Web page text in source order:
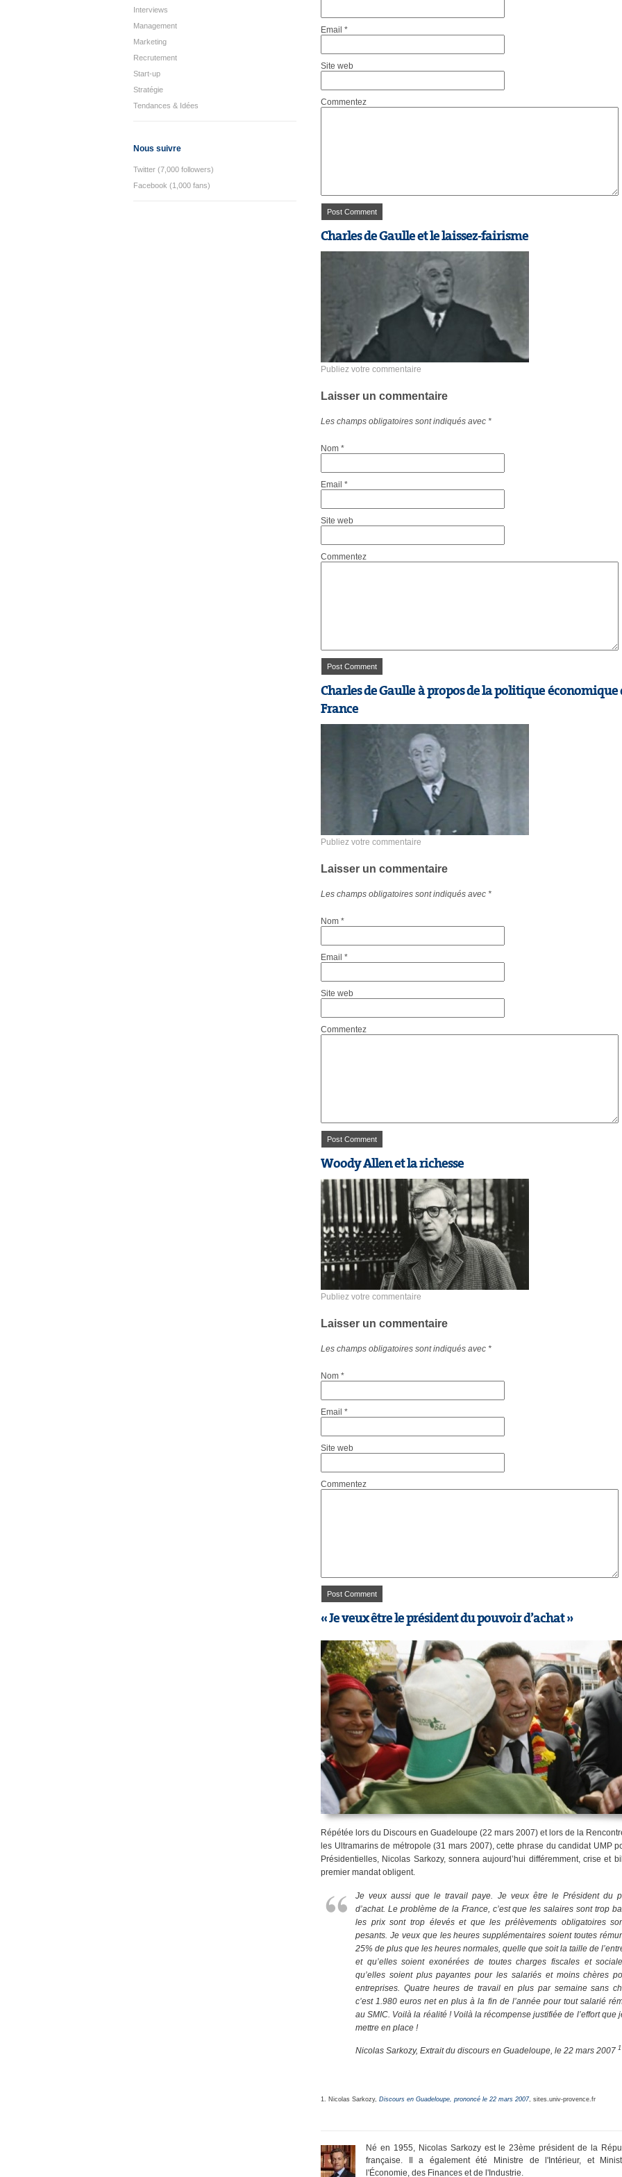
Interviews
Management
Marketing
Recrutement
Start-up
Stratégie
Tendances & Idées
Nous suivre
Twitter (7,000 followers)
Facebook (1,000 fans)
Email *
Site web
Commentez
Charles de Gaulle et le laissez-fairisme
Publiez votre commentaire
Laisser un commentaire
Les champs obligatoires sont indiqués avec *
Nom *
Email *
Site web
Commentez
Charles de Gaulle à propos de la politique économique
France
Publiez votre commentaire
Laisser un commentaire
Les champs obligatoires sont indiqués avec *
Nom *
Email *
Site web
Commentez
Woody Allen et la richesse
Publiez votre commentaire
Laisser un commentaire
Les champs obligatoires sont indiqués avec *
Nom *
Email *
Site web
Commentez
« Je veux être le président du pouvoir d’achat »
Répétée lors du Discours en Guadeloupe (22 mars 2007) et lors de la
les Ultramarins de métropole (31 mars 2007), cette phrase du candidat UMP
Présidentielles, Nicolas Sarkozy, sonnera aujourd’hui différemment, crise et
premier mandat obligent.
Je veux aussi que le travail paye. Je veux être le Président du
d’achat. Le problème de la France, c’est que les salaires sont trop
les prix sont trop élevés et que les prélèvements obligatoires
pesants. Je veux que les heures supplémentaires soient toutes
25% de plus que les heures normales, quelle que soit la taille de
et qu’elles soient exonérées de toutes charges fiscales et
qu’elles soient plus payantes pour les salariés et moins chères
entreprises. Quatre heures de travail en plus par semaine sans
c’est 1.980 euros net en plus à la fin de l’année pour tout salarié
au SMIC. Voilà la réalité ! Voilà la récompense justifiée de l’effort que
mettre en place !
Nicolas Sarkozy, Extrait du discours en Guadeloupe, le 22 mars 2007 1
1. Nicolas Sarkozy, Discours en Guadeloupe, prononcé le 22 mars 2007, sites.univ-provence.fr
Né en 1955, Nicolas Sarkozy est le 23ème président de la
française. Il a également été Ministre de l'Intérieur, et
l'Économie, des Finances et de l'Industrie.